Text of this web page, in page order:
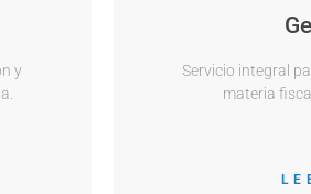
y
Servicio integral
materia